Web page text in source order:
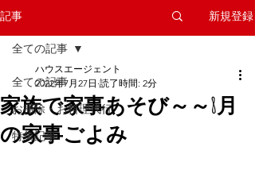
記事 新規登録
全ての記事
お掃除・お料理代行
特集記事
全ての記事
家族で家事あそび～～8月
の家事ごよみ
ハウスエージェント
2022年7月27日 読了時間: 2分